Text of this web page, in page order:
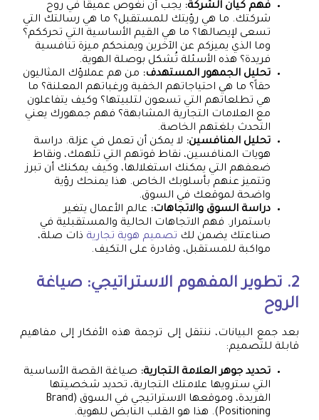
فهم كيان الشركة: يجب أن نغوص عميقاً في روح
شركتك. ما هي رؤيتك للمستقبل؟ ما هي رسالتك التي
تسعى لإيصالها؟ ما هي القيم الأساسية التي تحرككم؟
وما الذي يميزكم عن الآخرين ويمنحكم ميزة تنافسية
فريدة؟ هذه الأسئلة تُشكل بوصلة الهوية.
تحليل الجمهور المستهدف: من هم عملاؤك المثاليون
حقاً؟ ما هي احتياجاتهم الخفية ورغباتهم المعلنة؟ ما
هي تطلعاتهم التي تسعون لتلبيتها؟ وكيف يتفاعلون
مع العلامات التجارية المشابهة؟ فهم جمهورك يعني
التحدث بلغتهم الخاصة.
تحليل المنافسين: لا يمكن أن تعمل في عزلة. دراسة
هويات المنافسين، نقاط قوتهم التي تلهمك، ونقاط
ضعفهم التي يمكنك استغلالها، وكيف يمكنك أن تبرز
وتتميز عنهم بأسلوبك الخاص. هذا يمنحك رؤية
واضحة لموقعك في السوق.
دراسة السوق والاتجاهات: عالم الأعمال يتغير
باستمرار. فهم الاتجاهات الحالية والمستقبلية في
صناعتك يضمن لك تصميم هوية تجارية ذات صلة،
مواكبة للمستقبل، وقادرة على التكيف.
2. تطوير المفهوم الاستراتيجي: صياغة
الروح
بعد جمع البيانات، ننتقل إلى ترجمة هذه الأفكار إلى مفاهيم
قابلة للتصميم:
تحديد جوهر العلامة التجارية: صياغة القصة الأساسية
التي سترويها علامتك التجارية، تحديد شخصيتها
الفريدة، وموقعها الاستراتيجي في السوق (Brand
Positioning). هذا هو القلب النابض للهوية.